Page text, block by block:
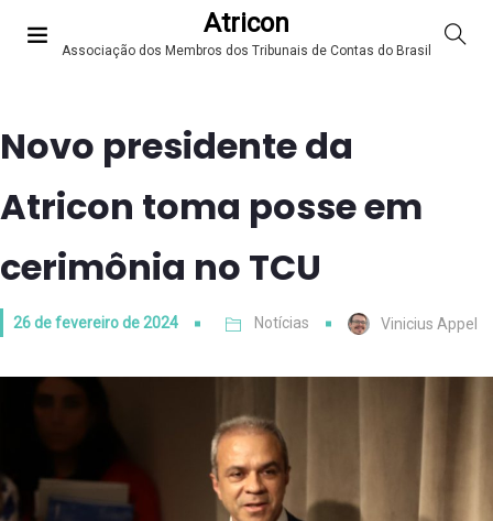
Atricon
Associação dos Membros dos Tribunais de Contas do Brasil
Novo presidente da
Atricon toma posse em
cerimônia no TCU
26 de fevereiro de 2024 Notícias Vinicius Appel